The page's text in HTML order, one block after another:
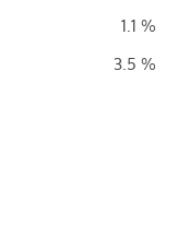
1.1 %
3.5 %